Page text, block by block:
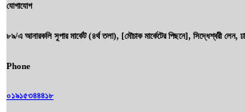
যোগাযোগ
৮৯/এ আনারকলি সুপার মার্কেট (৪র্থ তলা), [মৌচাক মার্কেটের পিছনে], সিদ্ধেশ্বরী লেন,
Phone
০১৯১৫৩৪৪৪১৮